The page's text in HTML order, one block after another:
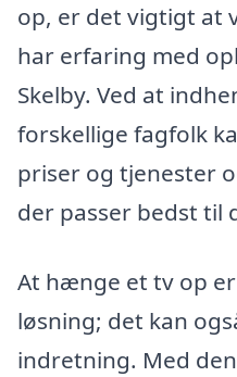
op, er det vigtigt at
har erfaring med
Skelby. Ved at
forskellige fagfolk
priser og tjenester
der passer bedst til
At hænge et tv op
løsning; det kan
indretning. Med